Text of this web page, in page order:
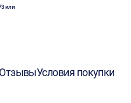
или
ОтзывыУсловия покупки